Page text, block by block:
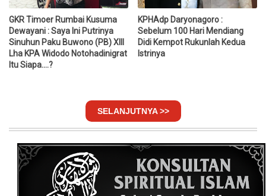
GKR Timoer Rumbai Kusuma
Dewayani : Saya Ini Putrinya
Sinuhun Paku Buwono (PB) XIII
Lha KPA Widodo Notohadinigrat
Itu Siapa....?
KPHAdp Daryonagoro :
Sebelum 100 Hari Mendiang
Didi Kempot Rukunlah Kedua
Istrinya
SELANJUTNYA >>